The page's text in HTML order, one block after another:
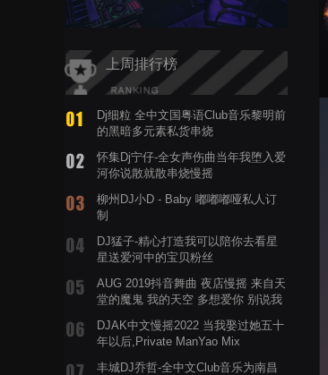
上周排行榜
Dj细粒 全中文国粤语Club音乐黎明前
的黑暗多元素私货串烧
怀集Dj宁仔-全女声伤曲当年我堕入爱
河你说散就散串烧慢摇
柳州DJ小D - Baby 嘟嘟嘟哑私人订
制
DJ猛子-精心打造我可以陪你去看星
星送爱河中的宝贝粉丝
AUG 2019抖音舞曲 夜店慢摇 来自天
堂的魔鬼 我的天空 多想爱你 别说我
DJAK中文慢摇2022 当我娶过她五十
年以后,Private ManYao Mix
丰城DJ乔哲-全中文Club音乐为南昌